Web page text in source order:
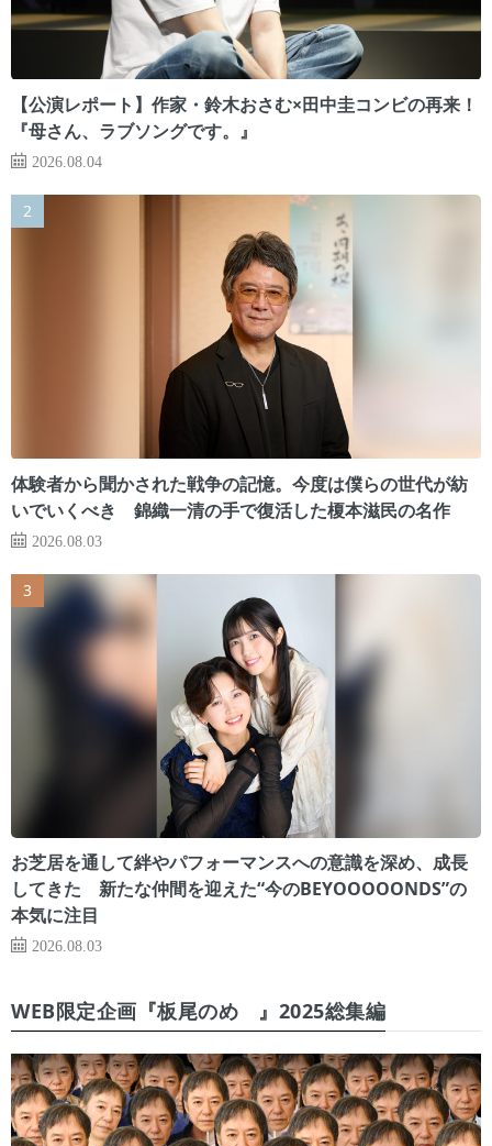
【公演レポート】作家・鈴木おさむ×田中圭コンビの再来！
『母さん、ラブソングです。』
2026.08.04
体験者から聞かされた戦争の記憶。今度は僕らの世代が紡
いでいくべき 錦織一清の手で復活した榎本滋民の名作
2026.08.03
お芝居を通して絆やパフォーマンスへの意識を深め、成長
してきた 新たな仲間を迎えた“今のBEYOOOOONDS”の
本気に注目
2026.08.03
WEB限定企画『板尾のめ゙』2025総集編